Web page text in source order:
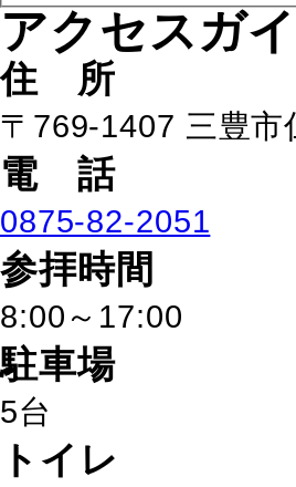
アクセスガ
住 所
〒769-1407 三豊市
電 話
0875-82-2051
参拝時間
8:00～17:00
駐車場
5台
トイレ